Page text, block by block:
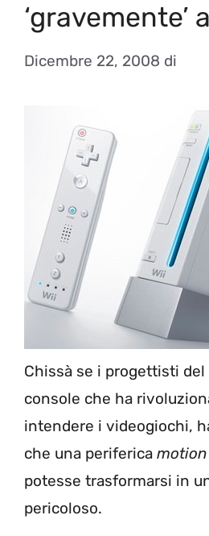
‘gravemente’
Dicembre 22, 2008 di
Chissà se i progettisti del
console che ha
intendere i videogiochi,
che una periferica
potesse trasformarsi in
pericoloso.